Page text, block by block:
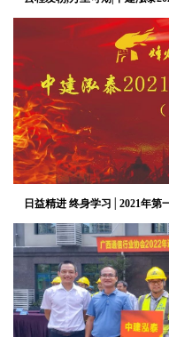
日益精进 终身学习│2021年第